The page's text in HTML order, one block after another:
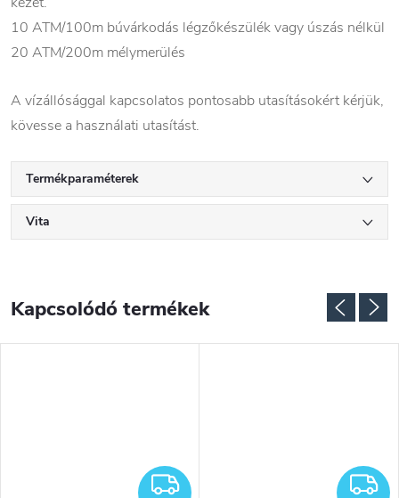
10 ATM/100m búvárkodás légzőkészülék vagy úszás nélkül
20 ATM/200m mélymerülés
A vízállósággal kapcsolatos pontosabb utasításokért kérjük,
kövesse a használati utasítást.
Termékparaméterek
Vita
Kapcsolódó termékek
INGYENES